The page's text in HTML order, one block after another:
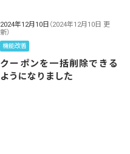
2024年12月10日 （2024年12月10日 更
新）
機能改善
クーポンを一括削除できる
ようになりました